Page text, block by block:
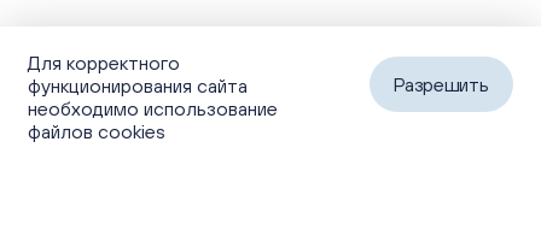
Для корректного
функционирования сайта
необходимо использование
файлов cookies
Разрешить